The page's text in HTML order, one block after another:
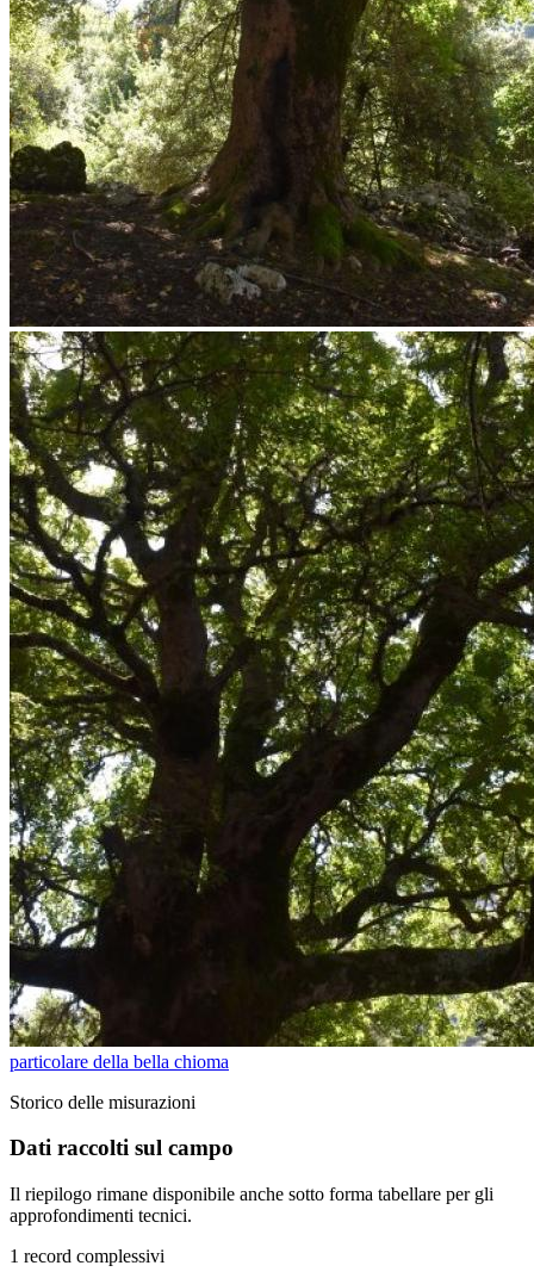
particolare della bella chioma
Storico delle misurazioni
Dati raccolti sul campo
Il riepilogo rimane disponibile anche sotto forma tabellare per gli
approfondimenti tecnici.
1 record complessivi